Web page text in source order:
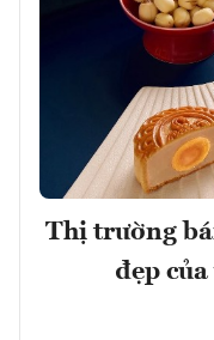
Thị trường
đẹp